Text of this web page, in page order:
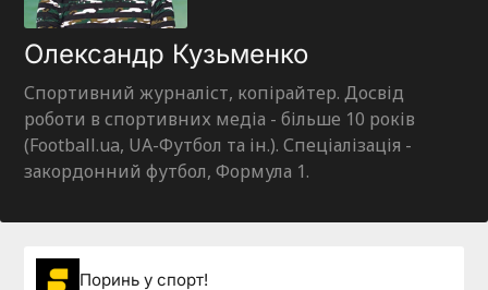
Олександр Кузьменко
Спортивний журналіст, копірайтер. Досвід
роботи в спортивних медіа - більше 10 років
(Football.ua, UA-Футбол та ін.). Спеціалізація -
закордонний футбол, Формула 1.
Поринь у спорт!